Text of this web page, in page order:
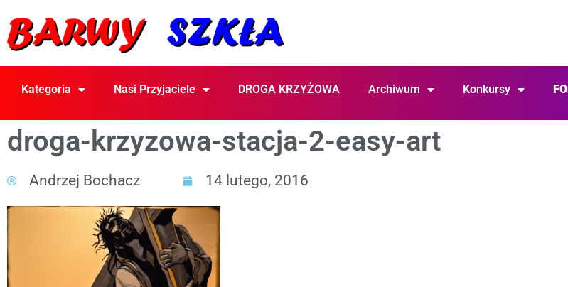
Kategoria Nasi Przyjaciele DROGA KRZYŻOWA Archiwum Konkursy
droga-krzyzowa-stacja-2-easy-art
Andrzej Bochacz 14 lutego, 2016